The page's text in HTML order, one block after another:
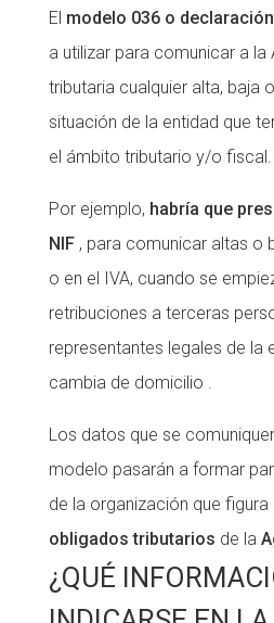
El modelo 036 o
a utilizar para comunicar a la
tributaria cualquier alta, baja
situación de la entidad que
el ámbito tributario y/o fiscal.
Por ejemplo, habría que
NIF, para comunicar altas o
o en el IVA, cuando se
retribuciones a terceras
representantes legales de la
cambia de domicilio .
Los datos que se
modelo pasarán a formar
de la organización que figura
obligados tributarios de la
¿QUÉ